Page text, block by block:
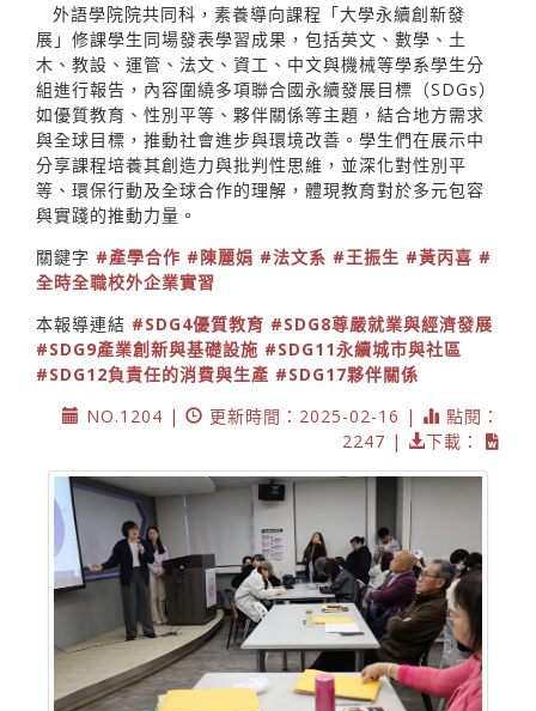
外語學院院共同科，素養導向課程「大學永續創新發
展」修課學生同場發表學習成果，包括英文、數學、土
木、教設、運管、法文、資工、中文與機械等學系學生分
組進行報告，內容圍繞多項聯合國永續發展目標（SDGs）
如優質教育、性別平等、夥伴關係等主題，結合地方需求
與全球目標，推動社會進步與環境改善。學生們在展示中
分享課程培養其創造力與批判性思維，並深化對性別平
等、環保行動及全球合作的理解，體現教育對於多元包容
與實踐的推動力量。
關鍵字 #產學合作 #陳麗娟 #法文系 #王振生 #黃丙喜 #
全時全職校外企業實習
本報導連結 #SDG4優質教育 #SDG8尊嚴就業與經濟發展
#SDG9產業創新與基礎設施 #SDG11永續城市與社區
#SDG12負責任的消費與生產 #SDG17夥伴關係
NO.1204 |
更新時間：2025-02-16 |
點閱：
2247 |
下載：